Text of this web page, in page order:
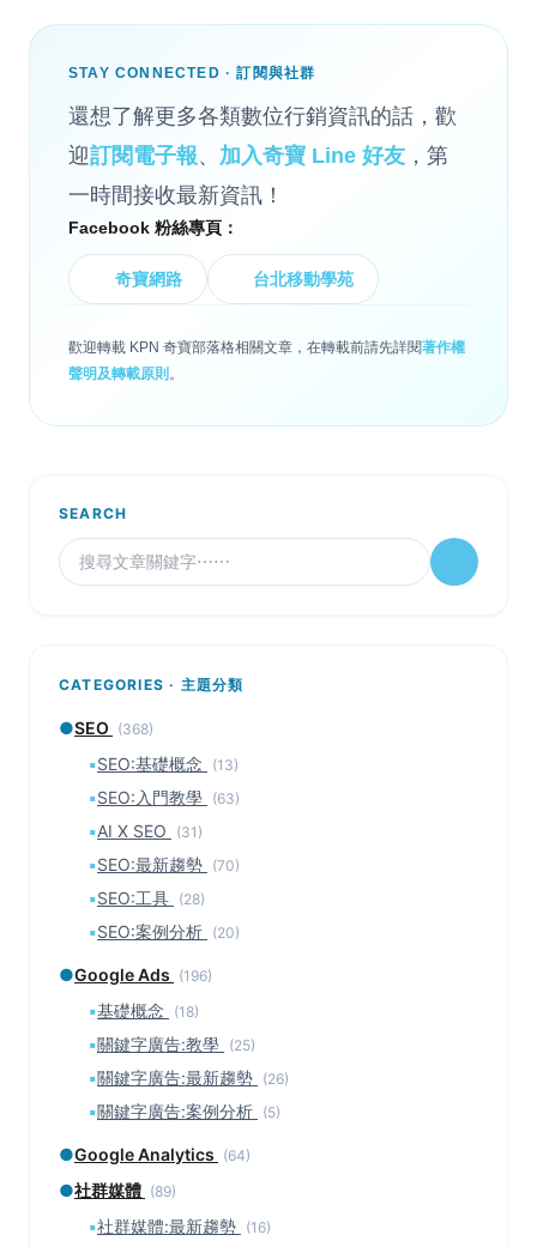
STAY CONNECTED · 訂閱與社群
還想了解更多各類數位行銷資訊的話，歡
迎訂閱電子報、 加入奇寶 Line 好友 ，第
一時間接收最新資訊！
Facebook 粉絲專頁：
奇寶網路 台北移動學苑
歡迎轉載 KPN 奇寶部落格相關文章，在轉載前請先詳閱著作權
聲明及轉載原則 。
SEARCH
CATEGORIES · 主題分類
●SEO (368)
▪SEO:基礎概念 (13)
▪SEO:入門教學 (63)
▪AI X SEO (31)
▪SEO:最新趨勢 (70)
▪SEO:工具 (28)
▪SEO:案例分析 (20)
●Google Ads (196)
▪基礎概念 (18)
▪關鍵字廣告:教學 (25)
▪關鍵字廣告:最新趨勢 (26)
▪關鍵字廣告:案例分析 (5)
●Google Analytics (64)
●社群媒體 (89)
▪社群媒體:最新趨勢 (16)